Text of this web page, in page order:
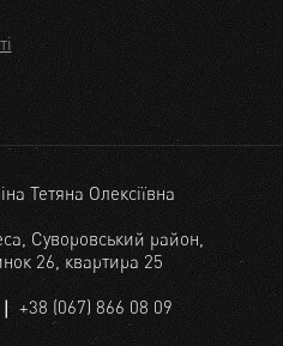
Тетяна Олексіївна
Суворовський район,
26, квартира 25
❘ +38 (067) 866 08 09